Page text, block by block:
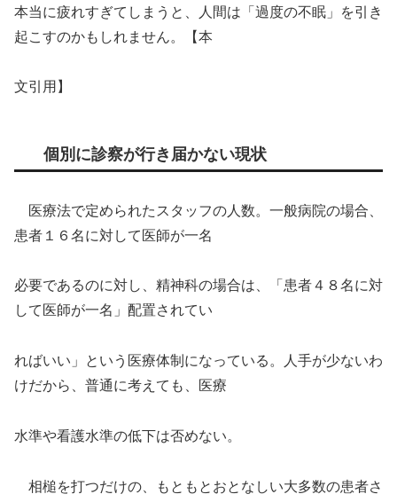
本当に疲れすぎてしまうと、人間は「過度の不眠」を引き
起こすのかもしれません。【本
文引用】
個別に診察が行き届かない現状
医療法で定められたスタッフの人数。一般病院の場合、
患者１６名に対して医師が一名
必要であるのに対し、精神科の場合は、「患者４８名に対
して医師が一名」配置されてい
ればいい」という医療体制になっている。人手が少ないわ
けだから、普通に考えても、医療
水準や看護水準の低下は否めない。
相槌を打つだけの、もともとおとなしい大多数の患者さ